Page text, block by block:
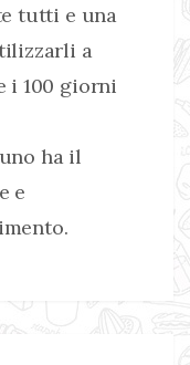
tutti e una
a
i 100 giorni
ha il
e